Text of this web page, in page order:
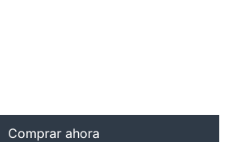
Comprar ahora